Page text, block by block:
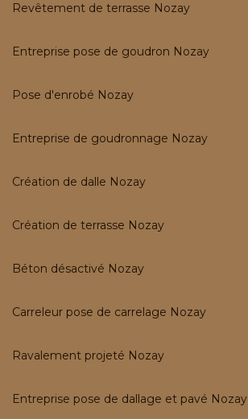
Revêtement de terrasse Nozay
Entreprise pose de goudron Nozay
Pose d'enrobé Nozay
Entreprise de goudronnage Nozay
Création de dalle Nozay
Création de terrasse Nozay
Béton désactivé Nozay
Carreleur pose de carrelage Nozay
Ravalement projeté Nozay
Entreprise pose de dallage et pavé Nozay